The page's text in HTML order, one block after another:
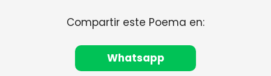
Compartir este Poema en:
Whatsapp